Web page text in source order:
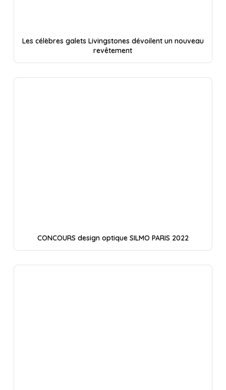
Les célèbres galets Livingstones dévoilent un nouveau
revêtement
CONCOURS design optique SILMO PARIS 2022